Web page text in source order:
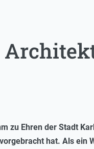
zu Ehren der Stadt
hat. Als ein